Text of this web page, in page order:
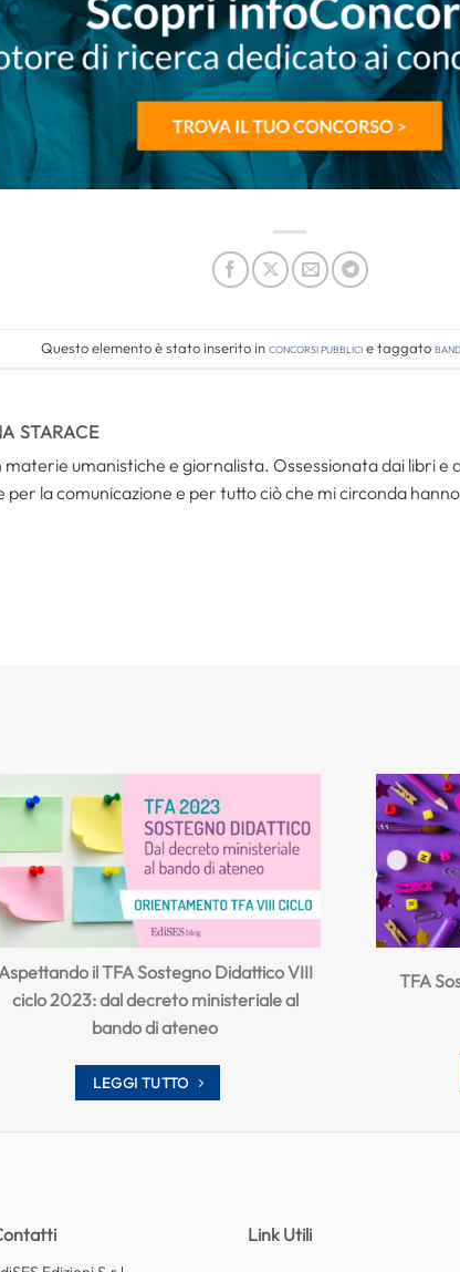
Questo elemento è stato inserito inConcorsi pubblicie taggato
STARACE
materie umanistiche e giornalista. Ossessionata dai libri e
per la comunicazione e per tutto ciò che mi circonda
il TFA Sostegno Didattico VIII
ciclo 2023: dal decreto ministeriale al
bando di ateneo
LEGGI TUTTO
TFA
Link Utili